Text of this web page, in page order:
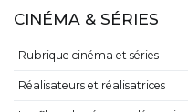
CINÉMA & SÉRIES
Rubrique cinéma et séries
Réalisateurs et réalisatrices